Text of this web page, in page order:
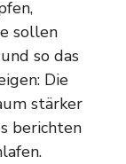
sollen
so das
Die
stärker
berichten